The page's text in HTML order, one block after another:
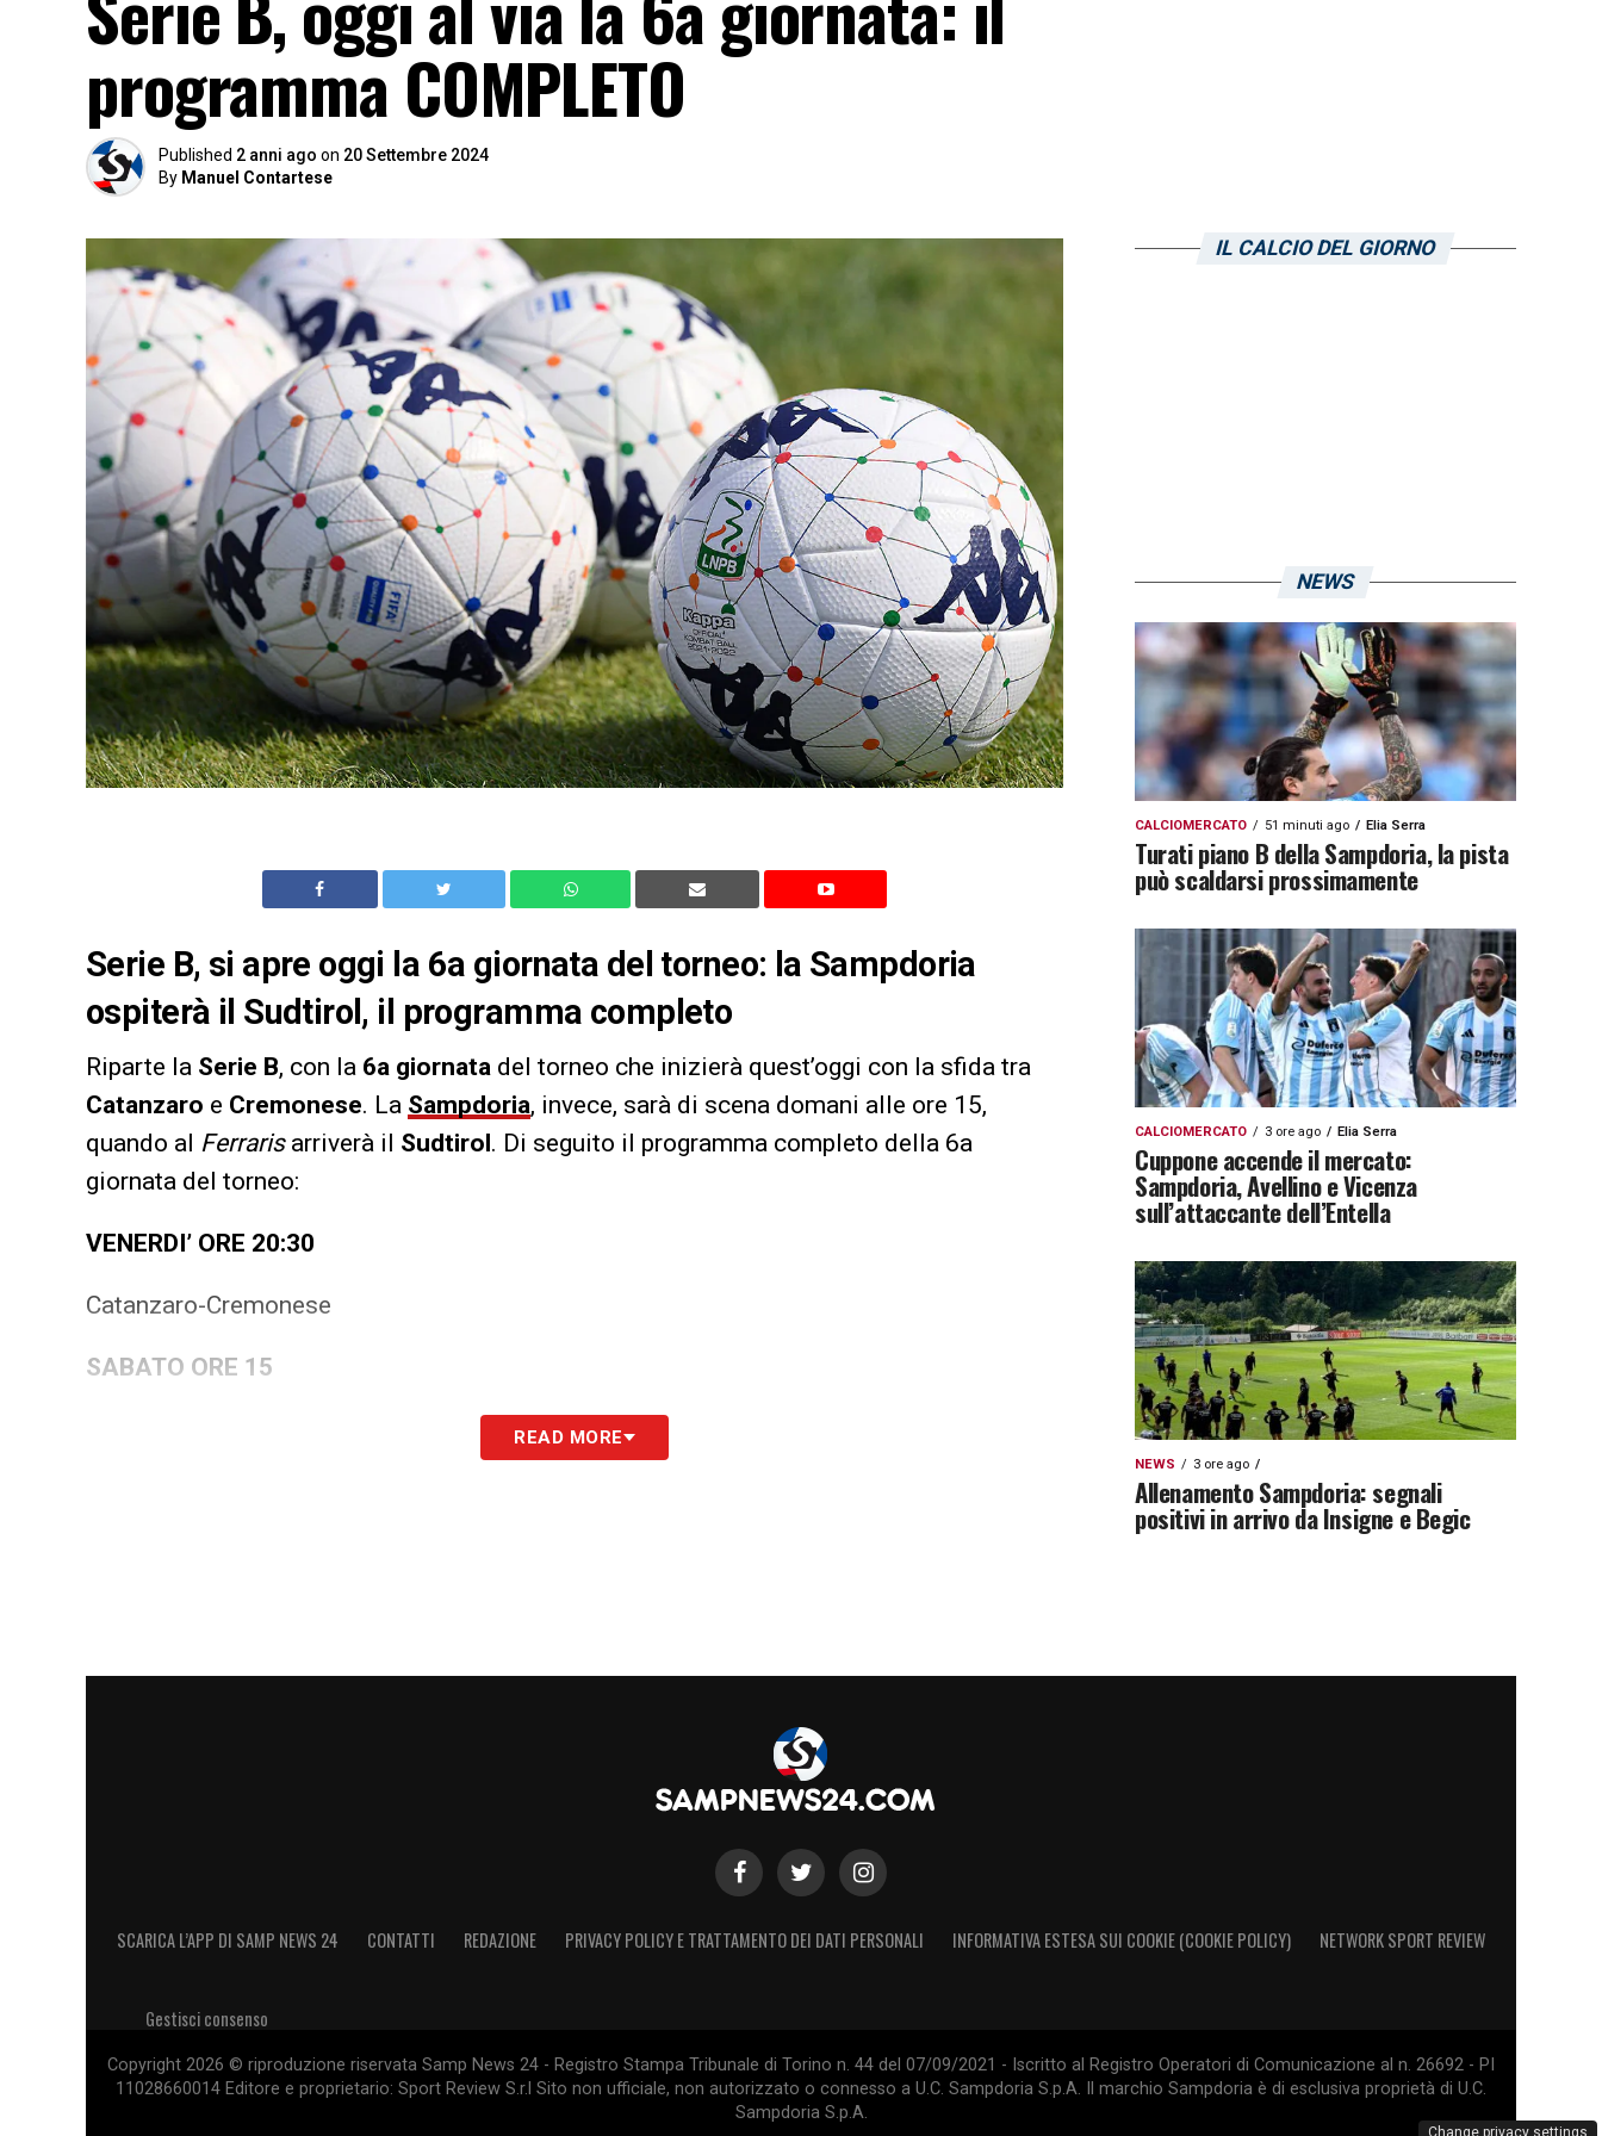
programma COMPLETO
Published 2 anni ago on 20 Settembre 2024
By Manuel Contartese
Serie B, si apre oggi la 6a giornata del torneo: la Sampdoria
ospiterà il Sudtirol, il programma completo
Riparte la Serie B, con la 6a giornata del torneo che inizierà quest’oggi con la sfida tra
Catanzaro e Cremonese. La Sampdoria, invece, sarà di scena domani alle ore 15,
quando al Ferrarisarriverà il Sudtirol. Di seguito il programma completo della 6a
giornata del torneo:
VENERDI’ ORE 20:30
Catanzaro-Cremonese
SABATO ORE 15
Pisa-Brescia
READ MORE
IL CALCIO DEL GIORNO
NEWS
CALCIOMERCATO 51 minuti ago Elia Serra
Turati piano B della Sampdoria, la pista
può scaldarsi prossimamente
CALCIOMERCATO 3 ore ago Elia Serra
Cuppone accende il mercato:
Sampdoria, Avellino e Vicenza
sull’attaccante dell’Entella
NEWS 3 ore ago
Allenamento Sampdoria: segnali
positivi in arrivo da Insigne e Begic
SCARICA L’APP DI SAMP NEWS 24 CONTATTI REDAZIONE PRIVACY POLICY E TRATTAMENTO DEI DATI PERSONALI INFORMATIVA ESTESA SUI COOKIE (COOKIE POLICY) NETWORK SPORT REVIEW
Gestisci consenso
Copyright 2026 © riproduzione riservata Samp News 24 - Registro Stampa Tribunale di Torino n. 44 del 07/09/2021 - Iscritto al Registro Operatori di Comunicazione al n. 26692 - PI
11028660014 Editore e proprietario: Sport Review S.r.l Sito non ufficiale, non autorizzato o connesso a U.C. Sampdoria S.p.A. Il marchio Sampdoria è di esclusiva proprietà di U.C.
Sampdoria S.p.A.
Change privacy settings